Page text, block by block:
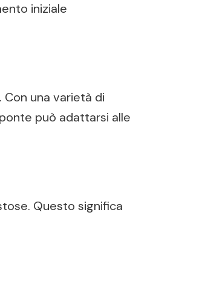
iniziale
una varietà di
può adattarsi alle
Questo significa